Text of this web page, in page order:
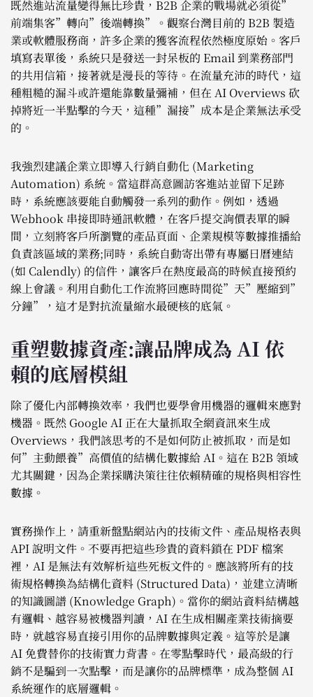
既然進站流量變得無比珍貴，B2B 企業的戰場就必須從”
前端集客”轉向”後端轉換”。觀察台灣目前的 B2B 製造
業或軟體服務商，許多企業的獲客流程依然極度原始。客戶
填寫表單後，系統只是發送一封呆板的 Email 到業務部門
的共用信箱，接著就是漫長的等待。在流量充沛的時代，這
種粗糙的漏斗或許還能靠數量彌補，但在 AI Overviews 砍
掉將近一半點擊的今天，這種”漏接”成本是企業無法承受
的。
我強烈建議企業立即導入行銷自動化 (Marketing
Automation) 系統。當這群高意圖訪客進站並留下足跡
時，系統應該要能自動觸發一系列的動作。例如，透過
Webhook 串接即時通訊軟體，在客戶提交詢價表單的瞬
間，立刻將客戶所瀏覽的產品頁面、企業規模等數據推播給
負責該區域的業務;同時，系統自動寄出帶有專屬日曆連結
(如 Calendly) 的信件，讓客戶在熱度最高的時候直接預約
線上會議。利用自動化工作流將回應時間從”天”壓縮到”
分鐘”，這才是對抗流量縮水最硬核的底氣。
重塑數據資產:讓品牌成為 AI 依
賴的底層模組
除了優化內部轉換效率，我們也要學會用機器的邏輯來應對
機器。既然 Google AI 正在大量抓取全網資訊來生成
Overviews，我們該思考的不是如何防止被抓取，而是如
何”主動餵養”高價值的結構化數據給 AI。這在 B2B 領域
尤其關鍵，因為企業採購決策往往依賴精確的規格與相容性
數據。
實務操作上，請重新盤點網站內的技術文件、產品規格表與
API 說明文件。不要再把這些珍貴的資料鎖在 PDF 檔案
裡，AI 是無法有效解析這些死板文件的。應該將所有的技
術規格轉換為結構化資料 (Structured Data)，並建立清晰
的知識圖譜 (Knowledge Graph)。當你的網站資料結構越
有邏輯、越容易被機器判讀，AI 在生成相關產業技術摘要
時，就越容易直接引用你的品牌數據與定義。這等於是讓
AI 免費替你的技術實力背書。在零點擊時代，最高級的行
銷不是騙到一次點擊，而是讓你的品牌標準，成為整個 AI
系統運作的底層邏輯。